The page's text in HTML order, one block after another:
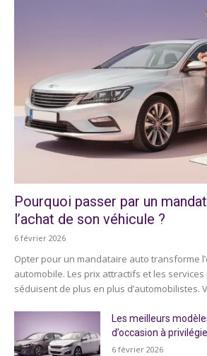
Pourquoi passer par un
l’achat de son véhicule ?
6 février 2026
Opter pour un mandataire auto transforme
automobile. Les prix attractifs et les
séduisent de plus en plus d’automobilistes.
Les meilleurs
d’occasion à
6 février 2026